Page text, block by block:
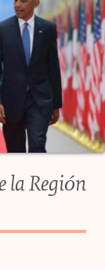
la Región